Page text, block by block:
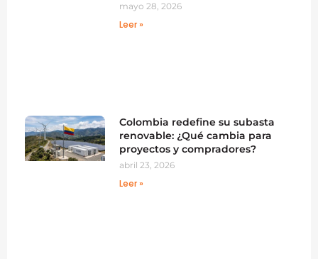
mayo 28, 2026
Leer »
Colombia redefine su subasta
renovable: ¿Qué cambia para
proyectos y compradores?
abril 23, 2026
Leer »